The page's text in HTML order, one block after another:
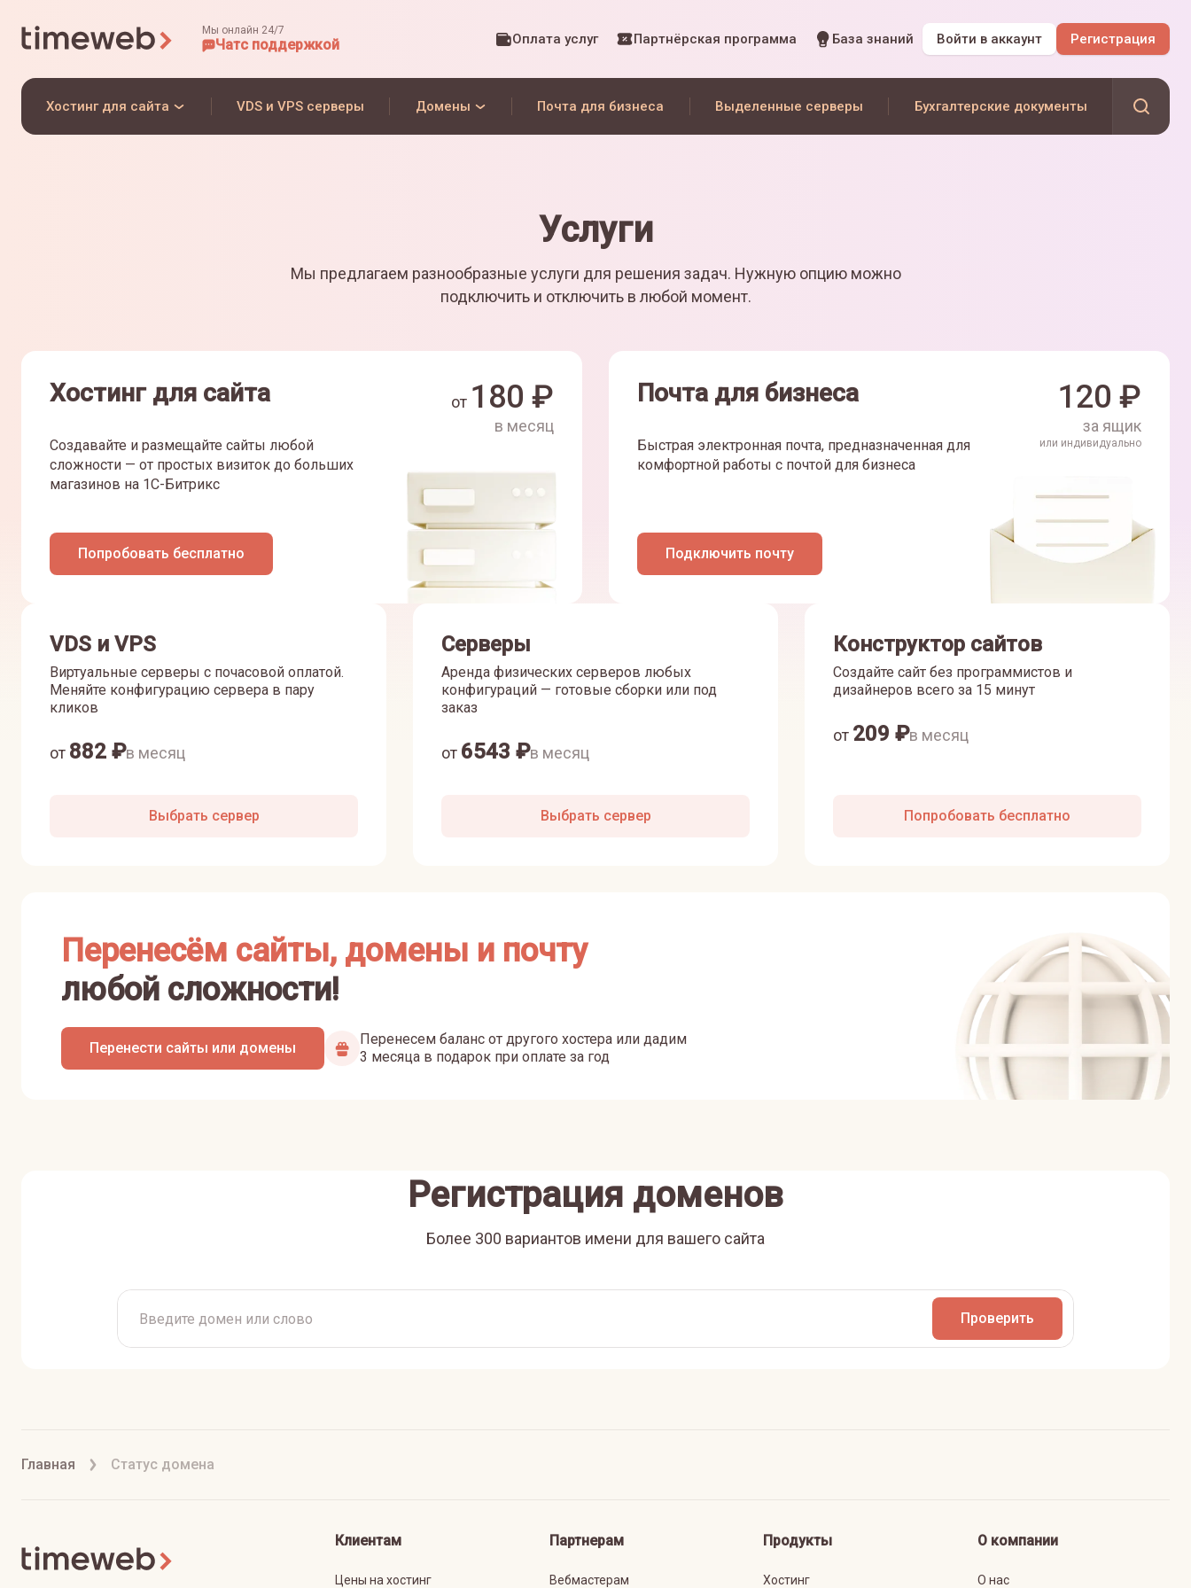
Мы онлайн 24/7
Чатс поддержкой Оплата услуг Партнёрская программа База знаний Войти в аккаунт Регистрация
Хостинг для сайта VDS и VPS серверы Домены Почта для бизнеса Выделенные серверы Бухгалтерские документы
Услуги
Мы предлагаем разнообразные услуги для решения задач. Нужную опцию можно
подключить и отключить в любой момент.
Хостинг для сайта
Создавайте и размещайте сайты любой
сложности — от простых визиток до больших
магазинов на 1С-Битрикс
Попробовать бесплатно
от 180 ₽
в месяц
Почта для бизнеса
Быстрая электронная почта, предназначенная для
комфортной работы с почтой для бизнеса
Подключить почту
120 ₽
за ящик
или индивидуально
VDS и VPS
Виртуальные серверы с почасовой оплатой.
Меняйте конфигурацию сервера в пару
кликов
от 882 ₽в месяц
Выбрать сервер
Серверы
Аренда физических серверов любых
конфигураций — готовые сборки или под
заказ
от 6543 ₽в месяц
Выбрать сервер
Конструктор сайтов
Создайте сайт без программистов и
дизайнеров всего за 15 минут
от 209 ₽в месяц
Попробовать бесплатно
Перенесём сайты, домены и почту
любой сложности!
Перенести сайты или домены
Перенесем баланс от другого хостера или дадим
3 месяца в подарок при оплате за год
Регистрация доменов
Более 300 вариантов имени для вашего сайта
Проверить
Главная Статус домена
Клиентам
Цены на хостинг
Партнерам
Вебмастерам
Продукты
Хостинг
О компании
О нас